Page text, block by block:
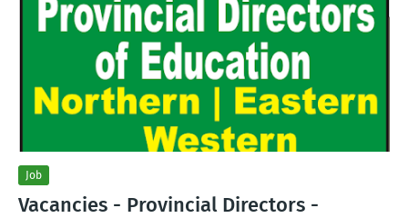
Job
Vacancies - Provincial Directors -